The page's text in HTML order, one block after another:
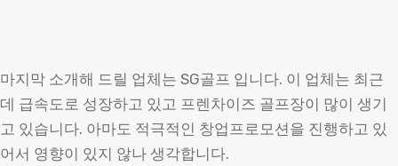
마지막 소개해 드릴 업체는 SG골프 입니다. 이 업체는 최근
데 급속도로 성장하고 있고 프렌차이즈 골프장이 많이 생기
고 있습니다. 아마도 적극적인 창업프로모션을 진행하고 있
어서 영향이 있지 않나 생각합니다.